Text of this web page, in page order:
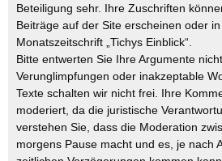
Beteiligung sehr. Ihre Zuschriften
Beiträge auf der Site erscheinen oder
Monatszeitschrift „Tichys Einblick“.
Bitte entwerten Sie Ihre Argumente
Verunglimpfungen oder inakzeptable
Texte schalten wir nicht frei. Ihre
moderiert, da die juristische
verstehen Sie, dass die Moderation
morgens Pause macht und es, je nach